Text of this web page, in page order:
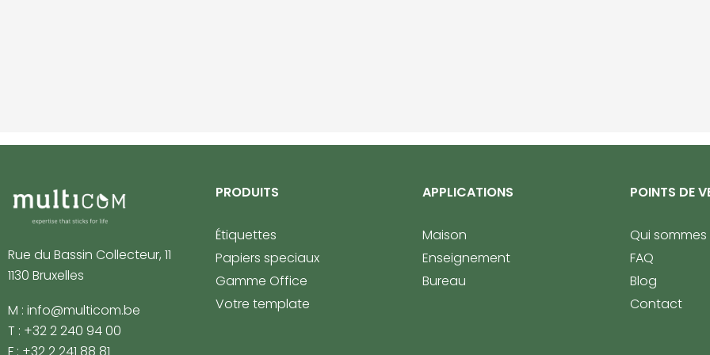
Rue du Bassin Collecteur, 11
1130 Bruxelles
M : info@multicom.be
T : +32 2 240 94 00
PRODUITS
Étiquettes
Papiers speciaux
Gamme Office
Votre template
APPLICATIONS
Maison
Enseignement
Bureau
POINTS DE
Qui
FAQ
Blog
Contact